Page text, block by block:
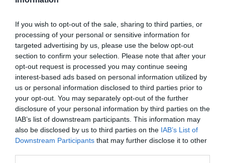
If you wish to opt-out of the sale, sharing to third parties, or
processing of your personal or sensitive information for
targeted advertising by us, please use the below opt-out
section to confirm your selection. Please note that after your
opt-out request is processed you may continue seeing
interest-based ads based on personal information utilized by
us or personal information disclosed to third parties prior to
your opt-out. You may separately opt-out of the further
disclosure of your personal information by third parties on the
IAB’s list of downstream participants. This information may
also be disclosed by us to third parties on the IAB’s List of
Downstream Participants that may further disclose it to other
Shenzhena commenté :
Et rien pour le personnel au sol d’Air France… C’est
dégueulasse !
RÉPONDRE
LAISSER UN COMMENTAIRE
FAIRE UN DON